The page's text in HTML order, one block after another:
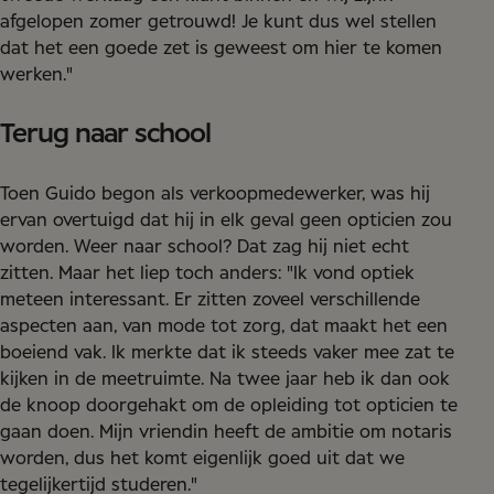
afgelopen zomer getrouwd! Je kunt dus wel stellen
dat het een goede zet is geweest om hier te komen
werken."
Terug naar school
Toen Guido begon als verkoopmedewerker, was hij
ervan overtuigd dat hij in elk geval geen opticien zou
worden. Weer naar school? Dat zag hij niet echt
zitten. Maar het liep toch anders: "Ik vond optiek
meteen interessant. Er zitten zoveel verschillende
aspecten aan, van mode tot zorg, dat maakt het een
boeiend vak. Ik merkte dat ik steeds vaker mee zat te
kijken in de meetruimte. Na twee jaar heb ik dan ook
de knoop doorgehakt om de opleiding tot opticien te
gaan doen. Mijn vriendin heeft de ambitie om notaris
worden, dus het komt eigenlijk goed uit dat we
tegelijkertijd studeren."